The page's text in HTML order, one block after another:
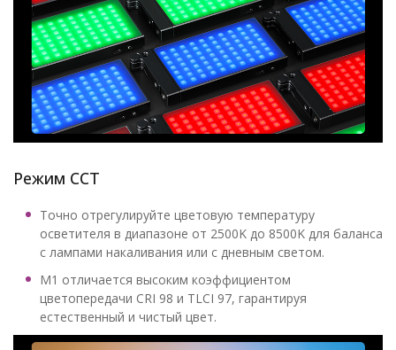
Режим CCT
Точно отрегулируйте цветовую температуру
осветителя в диапазоне от 2500K до 8500K для баланса
с лампами накаливания или с дневным светом.
M1 отличается высоким коэффициентом
цветопередачи CRI 98 и TLCI 97, гарантируя
естественный и чистый цвет.